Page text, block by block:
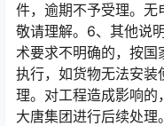
件，逾期不予受理。无
敬请理解。6、其他说
术要求不明确的，按国
执行，如货物无法安装
理。对工程造成影响的
大唐集团进行后续处